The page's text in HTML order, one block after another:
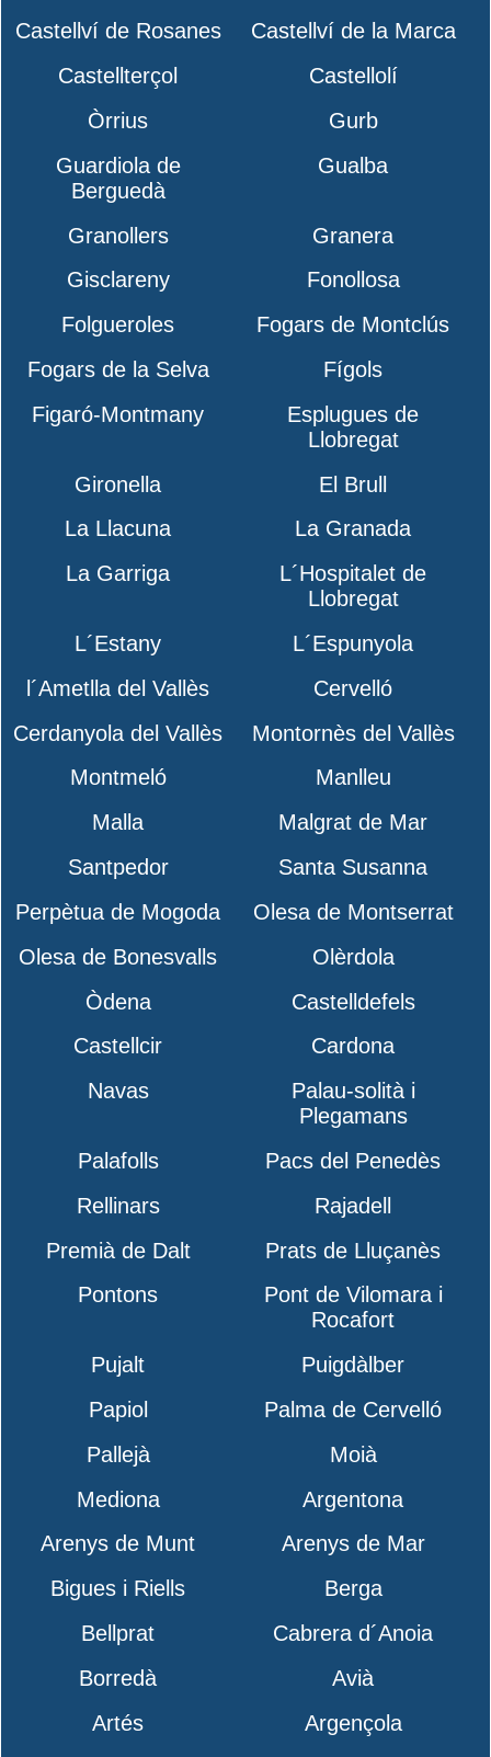
Castellví de Rosanes
Castellví de la Marca
Castellterçol
Castellolí
Òrrius
Gurb
Guardiola de
Berguedà
Gualba
Granollers
Granera
Gisclareny
Fonollosa
Folgueroles
Fogars de Montclús
Fogars de la Selva
Fígols
Figaró-Montmany
Esplugues de
Llobregat
Gironella
El Brull
La Llacuna
La Granada
La Garriga
L´Hospitalet de
Llobregat
L´Estany
L´Espunyola
l´Ametlla del Vallès
Cervelló
Cerdanyola del Vallès
Montornès del Vallès
Montmeló
Manlleu
Malla
Malgrat de Mar
Santpedor
Santa Susanna
Perpètua de Mogoda
Olesa de Montserrat
Olesa de Bonesvalls
Olèrdola
Òdena
Castelldefels
Castellcir
Cardona
Navas
Palau-solità i
Plegamans
Palafolls
Pacs del Penedès
Rellinars
Rajadell
Premià de Dalt
Prats de Lluçanès
Pontons
Pont de Vilomara i
Rocafort
Pujalt
Puigdàlber
Papiol
Palma de Cervelló
Pallejà
Moià
Mediona
Argentona
Arenys de Munt
Arenys de Mar
Bigues i Riells
Berga
Bellprat
Cabrera d´Anoia
Borredà
Avià
Artés
Argençola